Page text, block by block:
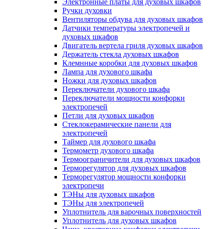
Электронные платы для духовых шкафов
Ручки духовки
Вентиляторы обдува для духовых шкафов
Датчики температуры электропечей и
духовых шкафов
Двигатель вертела гриля духовых шкафов
Держатель стекла духовых шкафов
Клемнные коробки для духовых шкафов
Лампа для духового шкафа
Ножки для духовых шкафов
Переключатели духового шкафа
Переключатели мощности конфорки
электропечей
Петли для духовых шкафов
Стеклокерамические панели для
электропечей
Таймер для духового шкафа
Термометр духового шкафа
Термоограничители для духовых шкафов
Терморегулятор для духовых шкафов
Терморегулятор мощности конфорки
электропечи
ТЭНы для духовых шкафов
ТЭНы для электропечей
Уплотнитель для варочных поверхностей
Уплотнитель для духовых шкафов